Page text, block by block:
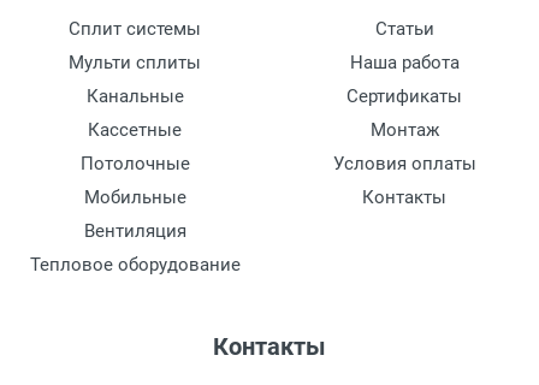
Сплит системы
Мульти сплиты
Канальные
Кассетные
Потолочные
Мобильные
Вентиляция
Тепловое оборудование
Статьи
Наша работа
Сертификаты
Монтаж
Условия оплаты
Контакты
Контакты